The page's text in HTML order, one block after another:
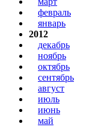
февраль
январь
2012
декабрь
ноябрь
октябрь
сентябрь
август
июль
июнь
май